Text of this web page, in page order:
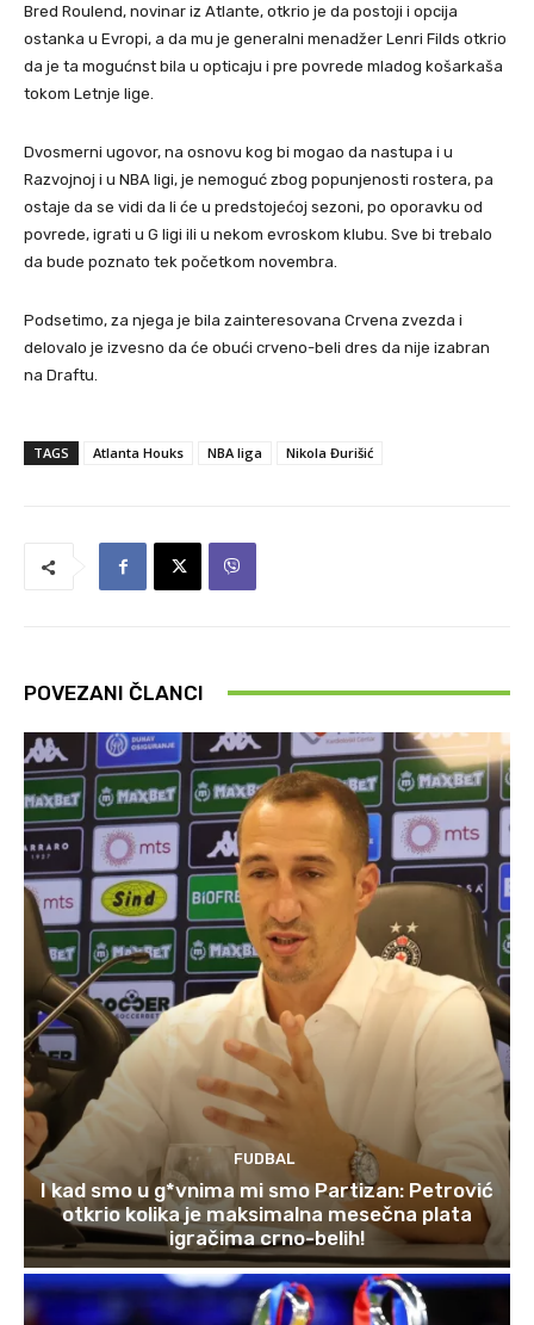
Bred Roulend, novinar iz Atlante, otkrio je da postoji i opcija
ostanka u Evropi, a da mu je generalni menadžer Lenri Filds otkrio
da je ta mogućnst bila u opticaju i pre povrede mladog košarkaša
tokom Letnje lige.
Dvosmerni ugovor, na osnovu kog bi mogao da nastupa i u
Razvojnoj i u NBA ligi, je nemoguć zbog popunjenosti rostera, pa
ostaje da se vidi da li će u predstojećoj sezoni, po oporavku od
povrede, igrati u G ligi ili u nekom evroskom klubu. Sve bi trebalo
da bude poznato tek početkom novembra.
Podsetimo, za njega je bila zainteresovana Crvena zvezda i
delovalo je izvesno da će obući crveno-beli dres da nije izabran
na Draftu.
TAGS Atlanta Houks NBA liga Nikola Đurišić
POVEZANI ČLANCI
FUDBAL
I kad smo u g*vnima mi smo Partizan: Petrović
otkrio kolika je maksimalna mesečna plata
igračima crno-belih!